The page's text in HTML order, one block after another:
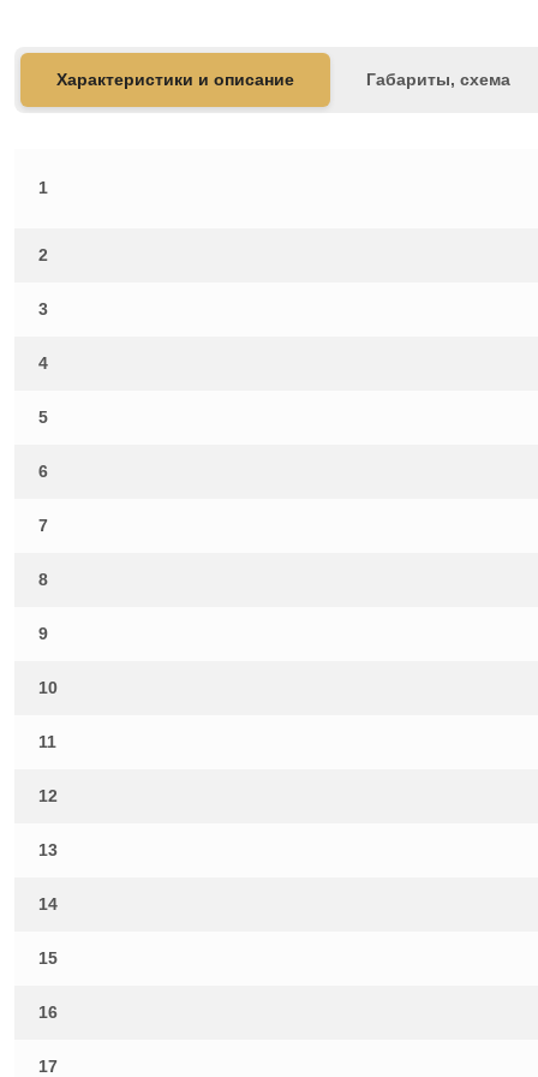
Характеристики и описание Габариты, схема
1
2
3
4
5
6
7
8
9
10
11
12
13
14
15
16
17